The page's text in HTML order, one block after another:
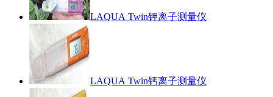
LAQUA Twin钾离子测量仪
LAQUA Twin钙离子测量仪